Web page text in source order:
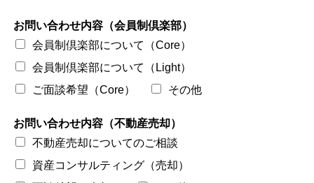
お問い合わせ内容（会員制倶楽部）
会員制倶楽部について（Core）
会員制倶楽部について（Light）
ご面談希望（Core）
その他
お問い合わせ内容（不動産売却）
不動産売却についてのご相談
資産コンサルティング（売却）